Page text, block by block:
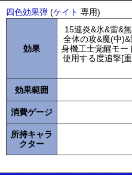
四色効果弾 (ケイト 専用)
効果
15連炎&氷&雷&
全体の攻&魔(中
身機工士覚醒モー
使用する度追撃[
効果範囲
消費ゲージ
所持キャラ
クター